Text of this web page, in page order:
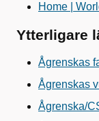
Home |
Ytterligare
Ågrenskas
Ågrenskas
Ågrenska/